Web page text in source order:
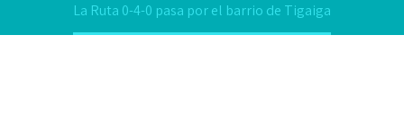
La Ruta 0-4-0 pasa por el barrio de Tigaiga